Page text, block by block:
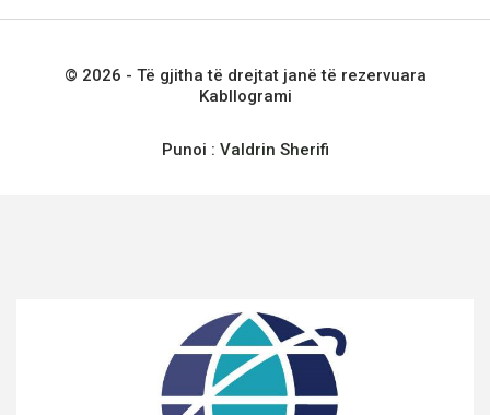
© 2026 - Të gjitha të drejtat janë të rezervuara
Kabllogrami
Punoi : Valdrin Sherifi